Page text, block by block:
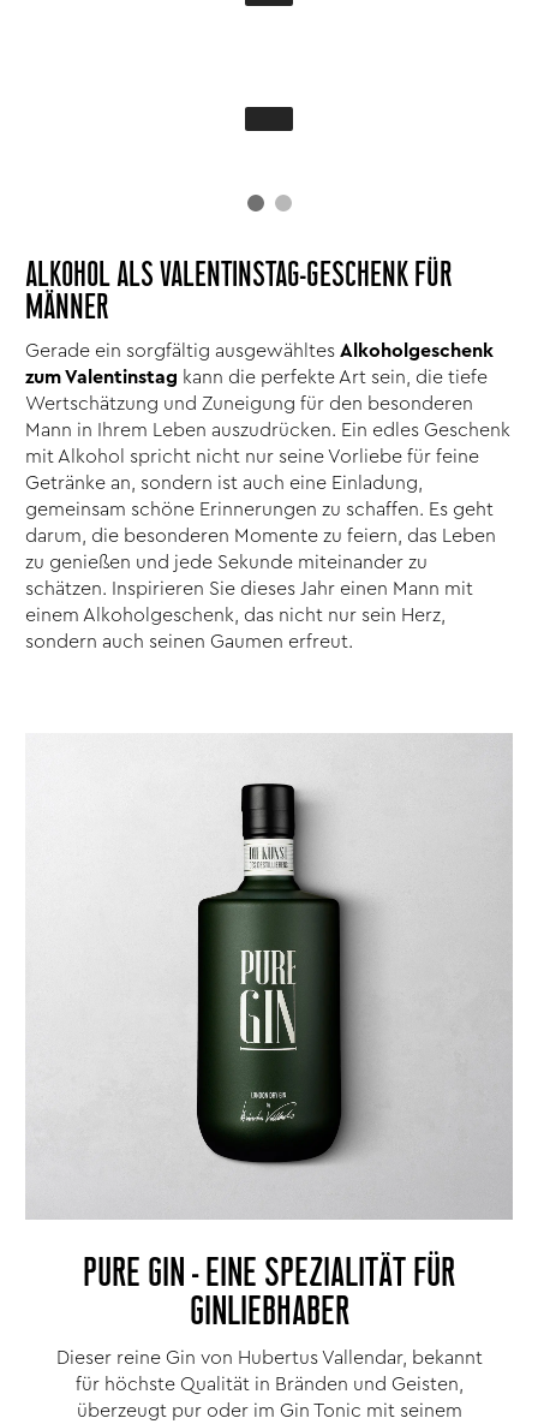
ALKOHOL ALS VALENTINSTAG-GESCHENK FÜR
MÄNNER
Gerade ein sorgfältig ausgewähltesAlkoholgeschenk
zum Valentinstag kann die perfekte Art sein, die tiefe
Wertschätzung und Zuneigung für den besonderen
Mann in Ihrem Leben auszudrücken. Ein edles Geschenk
mit Alkohol spricht nicht nur seine Vorliebe für feine
Getränke an, sondern ist auch eine Einladung,
gemeinsam schöne Erinnerungen zu schaffen. Es geht
darum, die besonderen Momente zu feiern, das Leben
zu genießen und jede Sekunde miteinander zu
schätzen. Inspirieren Sie dieses Jahr einen Mann mit
einem Alkoholgeschenk, das nicht nur sein Herz,
sondern auch seinen Gaumen erfreut.
PURE GIN - EINE SPEZIALITÄT FÜR
GINLIEBHABER
Dieser reine Gin von Hubertus Vallendar, bekannt
für höchste Qualität in Bränden und Geisten,
überzeugt pur oder im Gin Tonic mit seinem